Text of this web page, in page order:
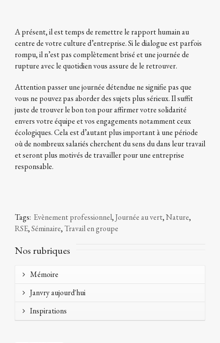
A présent, il est temps de remettre le rapport humain au
centre de votre culture d’entreprise. Si le dialogue est parfois
rompu, il n’est pas complètement brisé et une journée de
rupture avec le quotidien vous assure de le retrouver.
Attention passer une journée détendue ne signifie pas que
vous ne pouvez pas aborder des sujets plus sérieux. Il suffit
juste de trouver le bon ton pour affirmer votre solidarité
envers votre équipe et vos engagements notamment ceux
écologiques. Cela est d’autant plus important à une période
où de nombreux salariés cherchent du sens du dans leur travail
et seront plus motivés de travailler pour une entreprise
responsable.
Tags: Evènement professionnel,Journée au vert,Nature,
RSE,Séminaire,Travail en groupe
Nos rubriques
Mémoire
Janvry aujourd'hui
Inspirations